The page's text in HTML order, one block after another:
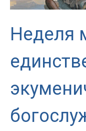
Неделя